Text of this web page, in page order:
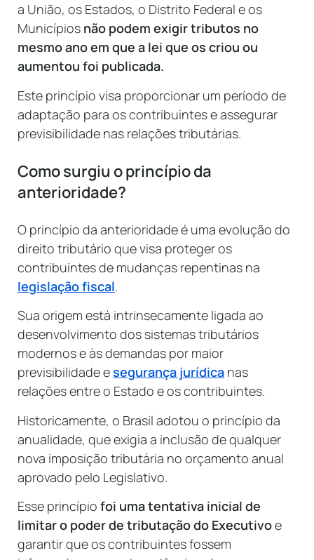
a União, os Estados, o Distrito Federal e os
Municípios não podem exigir tributos no
mesmo ano em que a lei que os criou ou
aumentou foi publicada.
Este princípio visa proporcionar um período de
adaptação para os contribuintes e assegurar
previsibilidade nas relações tributárias.
Como surgiu o princípio da
anterioridade?
O princípio da anterioridade é uma evolução do
direito tributário que visa proteger os
contribuintes de mudanças repentinas na
legislação fiscal.
Sua origem está intrinsecamente ligada ao
desenvolvimento dos sistemas tributários
modernos e às demandas por maior
previsibilidade esegurança jurídica nas
relações entre o Estado e os contribuintes.
Historicamente, o Brasil adotou o princípio da
anualidade, que exigia a inclusão de qualquer
nova imposição tributária no orçamento anual
aprovado pelo Legislativo.
Esse princípio foi uma tentativa inicial de
limitar o poder de tributação do Executivoe
garantir que os contribuintes fossem